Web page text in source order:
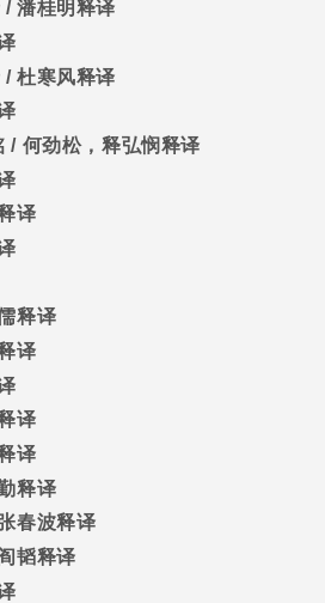
/潘桂明释译
/杜寒风释译
/ 何劲松，释弘悯释译
译
释译
译
译
译
释译
春波释译
韬释译